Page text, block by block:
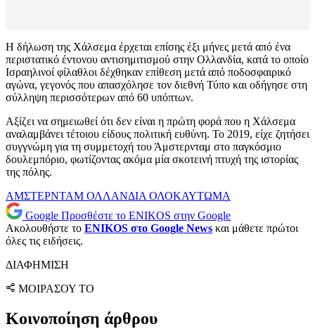
Η δήλωση της Χάλσεμα έρχεται επίσης έξι μήνες μετά από ένα
περιστατικό έντονου αντισημιτισμού στην Ολλανδία, κατά το οποίο
Ισραηλινοί φίλαθλοι δέχθηκαν επίθεση μετά από ποδοσφαιρικό
αγώνα, γεγονός που απασχόλησε τον διεθνή Τύπο και οδήγησε στη
σύλληψη περισσότερων από 60 υπόπτων.
Αξίζει να σημειωθεί ότι δεν είναι η πρώτη φορά που η Χάλσεμα
αναλαμβάνει τέτοιου είδους πολιτική ευθύνη. Το 2019, είχε ζητήσει
συγγνώμη για τη συμμετοχή του Άμστερνταμ στο παγκόσμιο
δουλεμπόριο, φωτίζοντας ακόμα μία σκοτεινή πτυχή της ιστορίας
της πόλης.
ΑΜΣΤΕΡΝΤΑΜ ΟΛΛΑΝΔΙΑ ΟΛΟΚΑΥΤΩΜΑ
Google Προσθέστε το ENIKOS στην Google
Ακολουθήστε το ENIKOS στο Google News και μάθετε πρώτοι
όλες τις ειδήσεις.
ΔΙΑΦΗΜΙΣΗ
ΜΟΙΡΑΣΟΥ ΤΟ
Κοινοποίηση άρθρου